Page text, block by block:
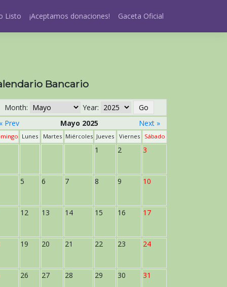
Listo ¡Aceptamos donaciones! Gaceta Oficial
Bancario
Month:
Year:
« Prev
Mayo 2025 Next »
Lunes Martes Miércoles Jueves Viernes Sábado
1 2 3
5 6 7 8 9 10
12 13 14 15 16 17
19 20 21 22 23 24
26 27 28 29 30 31